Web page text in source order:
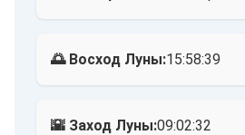
🌅 Восход Луны:15:58:39
🌇 Заход Луны:09:02:32